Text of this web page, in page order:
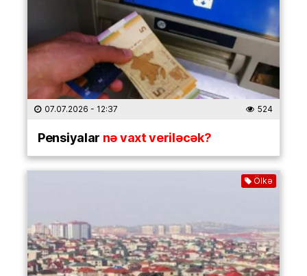
07.07.2026 - 12:37 524
Pensiyalar nə vaxt veriləcək?
Ölkə